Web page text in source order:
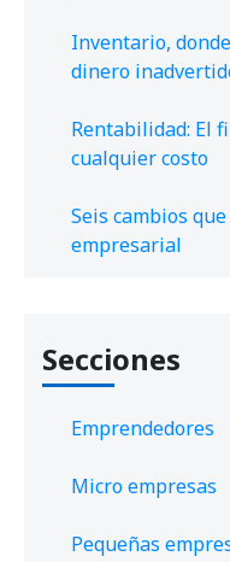
Inventario,
dinero
Rentabilidad: El
cualquier costo
Seis cambios
empresarial
Secciones
Emprendedores
Micro empresas
Pequeñas